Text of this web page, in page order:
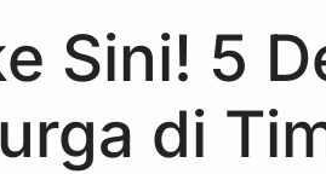
Sini! 5
di